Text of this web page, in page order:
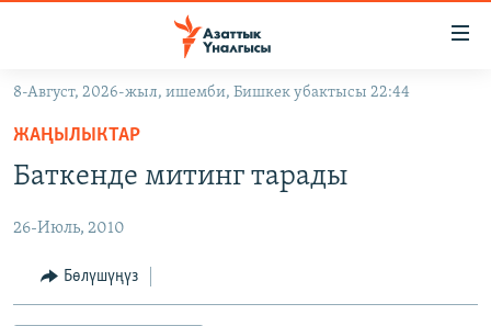
Навигацияга
өтүңүз
Издөөгө
салыңыз
САЯСАТ
ЭКОНОМИКА
ДҮЙНӨ
БОРБОР АЗИЯ
УКРАИНА
АТАЙЫН ИЛИКТӨӨ
8-Август, 2026-жыл, ишемби, Бишкек убактысы 22:44
ЖАҢЫЛЫКТАР
Баткенде митинг тарады
26-Июль, 2010
Бөлүшүңүз